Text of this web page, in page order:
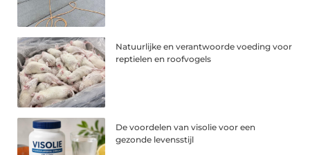
Natuurlijke en verantwoorde voeding voor
reptielen en roofvogels
De voordelen van visolie voor een
gezonde levensstijl